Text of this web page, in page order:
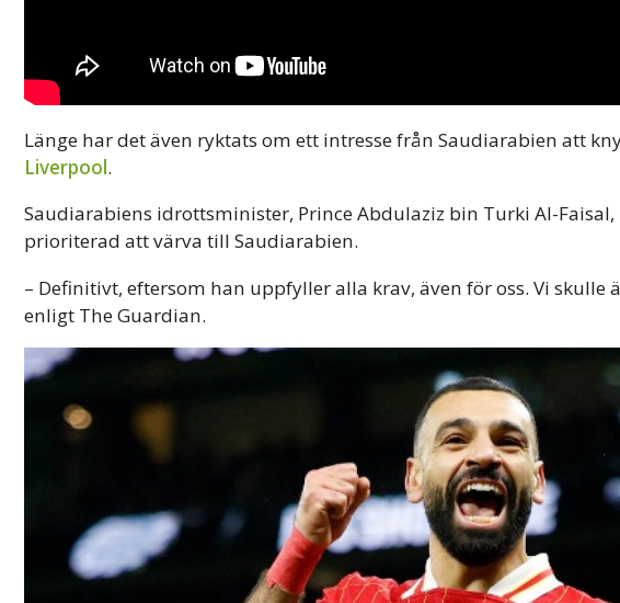
Länge har det även ryktats om ett intresse från Saudiarabien att
Liverpool.
Saudiarabiens idrottsminister, Prince Abdulaziz bin Turki Al-
prioriterad att värva till Saudiarabien.
– Definitivt, eftersom han uppfyller alla krav, även för oss. Vi skulle
enligt The Guardian.